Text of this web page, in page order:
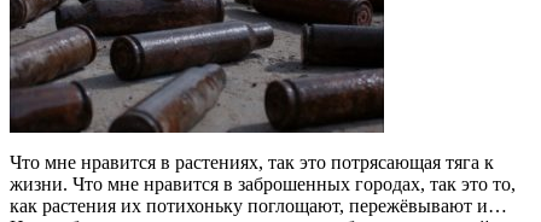
Что мне нравится в растениях, так это потрясающая тяга к
жизни. Что мне нравится в заброшенных городах, так это то,
как растения их потихоньку поглощают, пережёвывают и…